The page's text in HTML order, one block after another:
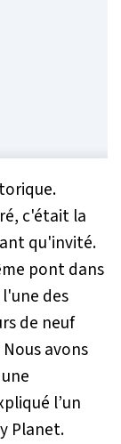
c'était la
qu'invité.
pont dans
des
de neuf
avons
l’un
Planet.